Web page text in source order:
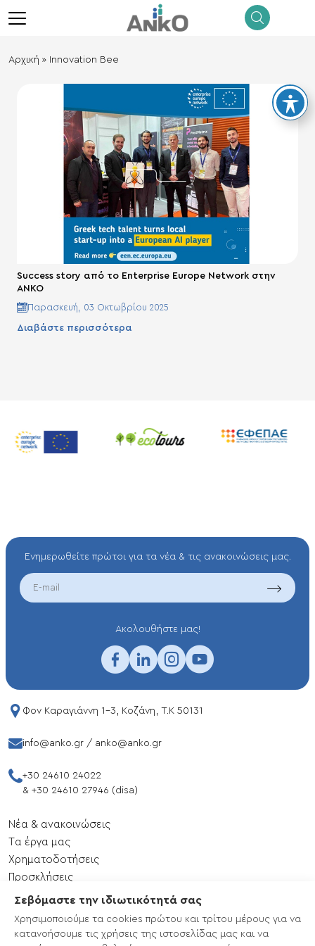
Σεβόμαστε την ιδιωτικότητά σας
Χρησιμοποιούμε τα cookies πρώτου και τρίτου μέρους για να
κατανοήσουμε τις χρήσεις της ιστοσελίδας μας και να
Αρχική » Innovation Bee
Success story από το Εnterprise Europe Network στην
ΑΝΚΟ
Παρασκευή, 03 Οκτωβρίου 2025
Διαβάστε περισσότερα
Ενημερωθείτε πρώτοι για τα νέα & τις ανακοινώσεις μας.
EMAIL
Aκολουθήστε μας!
Φον Καραγιάννη 1-3, Κοζάνη, T.K 50131
info@anko.gr / anko@anko.gr
+30 24610 24022
& +30 24610 27946 (disa)
Νέα & ανακοινώσεις
Tα έργα μας
Xρηματοδοτήσεις
Προσκλήσεις
Εκδηλώσεις
Χάρτης ιστότοπου